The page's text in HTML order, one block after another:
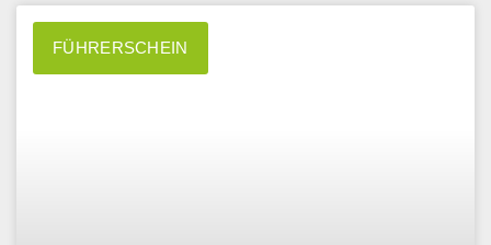
FÜHRERSCHEIN